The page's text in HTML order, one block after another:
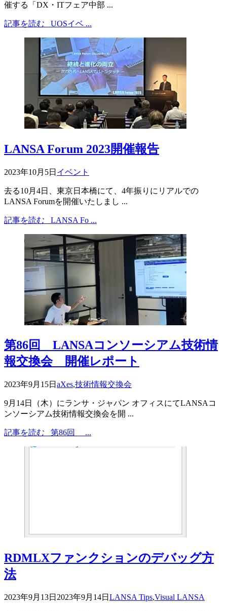
催する「DX・ITフェア中部 ...
記事を読む UOSイベ ...
LANSA Forum 2023開催報告
2023年10月5日 イベント
去る10月4日、東京日本橋にて、4年振りにリアルでの
LANSA Forumを開催いたしまし ...
記事を読む LANSA Fo ...
第86回 LANSAコンソーシアム技術情
報交換会 開催レポート
2023年9月15日 aXes,技術情報交換会
9月14日（木）にランサ・ジャパン オフィスにてLANSAコ
ンソーシアム技術情報交換会を開 ...
記事を読む 第86回 ...
RDMLXファンクションのデバッグ方
法
2023年9月13日 2023年9月14日 LANSA Tips,Visual LANSA